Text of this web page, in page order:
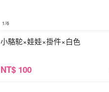
1/6
小駱駝×娃娃×掛件×白色
NT$ 100